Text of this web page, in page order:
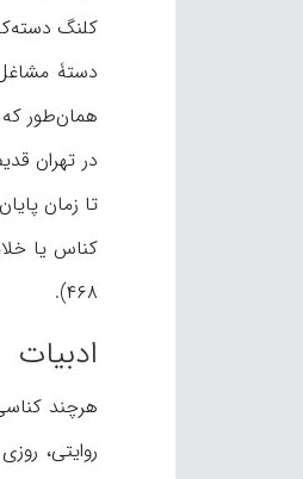
کلنگ
همان‌طور
در تهران
۴۶۸).
ادبیات
هرچند
روایتی،